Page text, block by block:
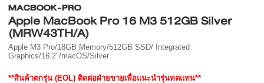
MACBOOK-PRO
Apple MacBook Pro 16 M3 512GB Silver
(MRW43TH/A)
Apple M3 Pro/18GB Memory/512GB SSD/ Integrated
Graphics/16.2"/macOS/Silver
**สินค้าตกรุ่น (EOL) ติดต่อฝ่ายขายเพื่อแนะนำรุ่นทดแทน**